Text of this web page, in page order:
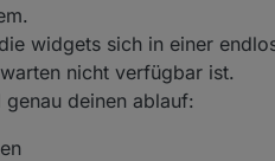
widgets sich in einer
nicht verfügbar ist.
deinen ablauf: